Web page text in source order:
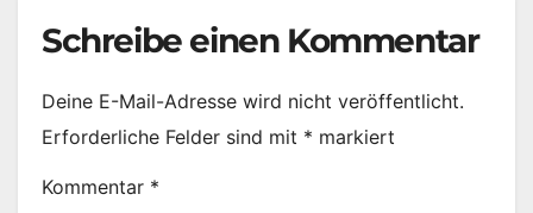
Schreibe einen Kommentar
Deine E-Mail-Adresse wird nicht veröffentlicht.
Erforderliche Felder sind mit * markiert
Kommentar *